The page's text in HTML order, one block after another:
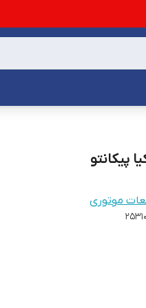
پیکانتو
موتوری